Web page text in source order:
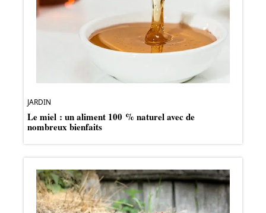
JARDIN
Le miel : un aliment 100 % naturel avec de
nombreux bienfaits